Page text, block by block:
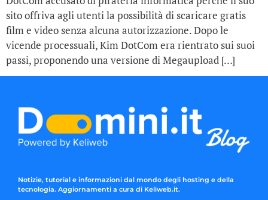
sito offriva agli utenti la possibilità di scaricare gratis
film e video senza alcuna autorizzazione. Dopo le
vicende processuali, Kim DotCom era rientrato sui suoi
passi, proponendo una versione di Megaupload […]
Notizie, tutorial e informazioni dal mondo degli hosting e della
tecnologia. Aggiornamenti a cura di Keliweb.it.